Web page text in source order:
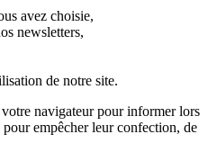
avez choisie,
newsletters,
de notre site.
navigateur pour informer lors
empêcher leur confection, de